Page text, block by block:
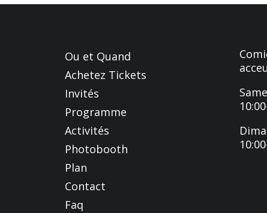
Ou et Quand
Achetez Tickets
Invités
Programme
Activités
Photobooth
Plan
Contact
Faq